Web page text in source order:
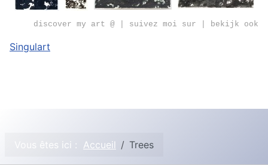
discover my art @ | suivez moi sur | bekijk ook
Singulart
Vous êtes ici : Accueil Trees